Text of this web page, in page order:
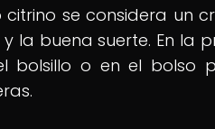
citrino se considera un
la buena suerte. En la
bolsillo o en el